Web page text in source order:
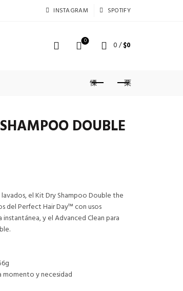
INSTAGRAM SPOTIFY
0 0/$0
DOUBLE
el Kit Dry Shampoo Double the
del Perfect Hair Day™ con usos
y el Advanced Clean para
momento y necesidad